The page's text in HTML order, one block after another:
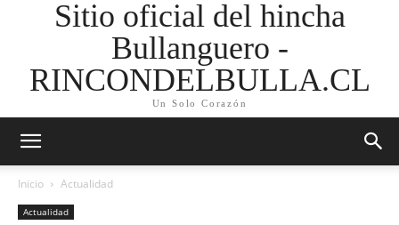
Sitio oficial del hincha
Bullanguero -
RINCONDELBULLA.CL
Un Solo Corazón
Inicio Actualidad
Actualidad